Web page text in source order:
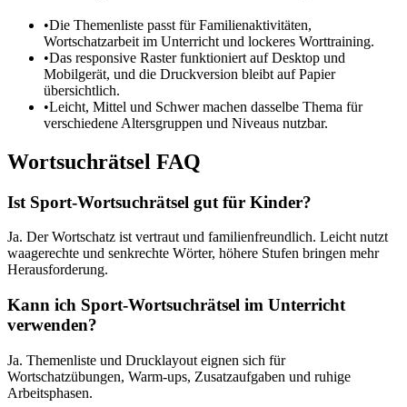
•Die Themenliste passt für Familienaktivitäten,
Wortschatzarbeit im Unterricht und lockeres Worttraining.
•Das responsive Raster funktioniert auf Desktop und
Mobilgerät, und die Druckversion bleibt auf Papier
übersichtlich.
•Leicht, Mittel und Schwer machen dasselbe Thema für
verschiedene Altersgruppen und Niveaus nutzbar.
Wortsuchrätsel FAQ
Ist Sport-Wortsuchrätsel gut für Kinder?
Ja. Der Wortschatz ist vertraut und familienfreundlich. Leicht nutzt
waagerechte und senkrechte Wörter, höhere Stufen bringen mehr
Herausforderung.
Kann ich Sport-Wortsuchrätsel im Unterricht
verwenden?
Ja. Themenliste und Drucklayout eignen sich für
Wortschatzübungen, Warm-ups, Zusatzaufgaben und ruhige
Arbeitsphasen.